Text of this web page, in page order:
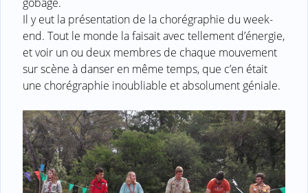
gobage.
Il y eut la présentation de la chorégraphie du week-
end. Tout le monde la faisait avec tellement d’énergie,
et voir un ou deux membres de chaque mouvement
sur scène à danser en même temps, que c’en était
une chorégraphie inoubliable et absolument géniale.